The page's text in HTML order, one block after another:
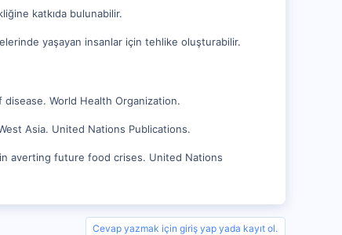
katkıda bulunabilir.
yaşayan insanlar için tehlike oluşturabilir.
World Health Organization.
Asia. United Nations Publications.
averting future food crises. United Nations
Cevap yazmak için giriş yap yada kayıt ol.